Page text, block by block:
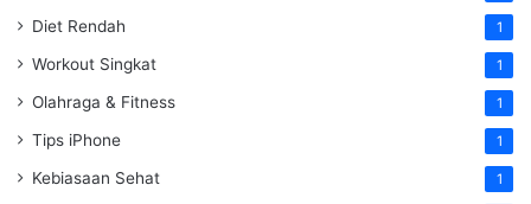
Diet Rendah 1
Workout Singkat 1
Olahraga & Fitness 1
Tips iPhone 1
Kebiasaan Sehat 1